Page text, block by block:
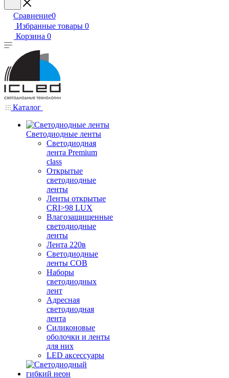
Сравнение0
Избранные товары 0
Корзина 0
Каталог
Светодиодные ленты
Светодиодная
лента Premium
class
Открытые
светодиодные
ленты
Ленты открытые
CRI>98 LUX
Влагозащищенные
светодиодные
ленты
Лента 220в
Светодиодные
ленты COB
Наборы
светодиодных
лент
Адресная
светодиодная
лента
Силиконовые
оболочки и ленты
для них
LED аксессуары